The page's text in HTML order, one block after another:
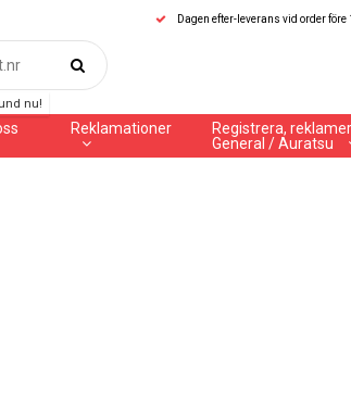
Dagen efter-leverans vid order före
nu!
Reklamationer
Registrera,
General / Auratsu